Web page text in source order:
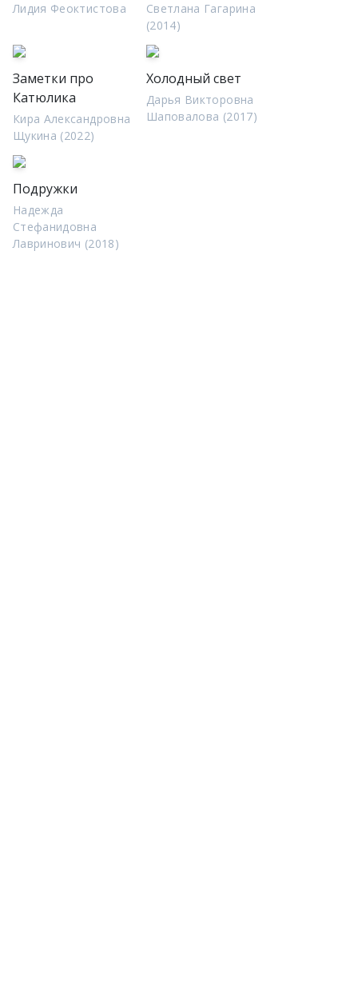
Лидия Феоктистова
Светлана Гагарина
(2014)
Заметки про
Катюлика
Кира Александровна
Щукина (2022)
Холодный свет
Дарья Викторовна
Шаповалова (2017)
Подружки
Надежда
Стефанидовна
Лавринович (2018)